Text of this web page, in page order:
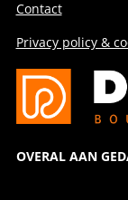
Contact
Privacy policy &
OVERAL AAN